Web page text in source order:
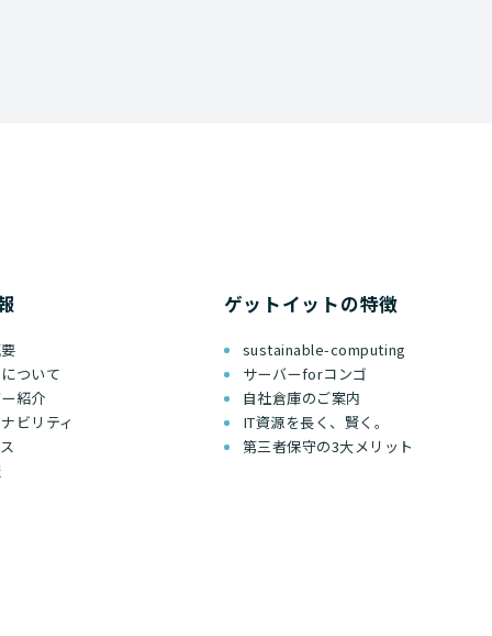
ついて
紹介
ビリティ
ゲットイットの特徴
sustainable-computing
サーバーforコンゴ
自社倉庫のご案内
IT資源を長く、賢く。
第三者保守の3大メリット